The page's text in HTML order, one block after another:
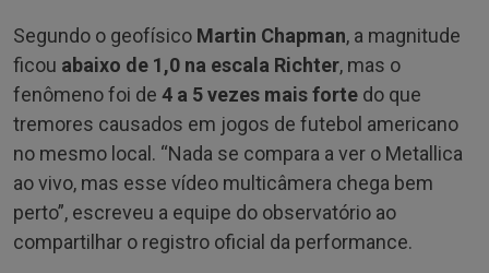
Segundo o geofísico Martin Chapman, a magnitude
ficou abaixo de 1,0 na escala Richter, mas o
fenômeno foi de 4 a 5 vezes mais forte do que
tremores causados em jogos de futebol americano
no mesmo local. “Nada se compara a ver o Metallica
ao vivo, mas esse vídeo multicâmera chega bem
perto”, escreveu a equipe do observatório ao
compartilhar o registro oficial da performance.